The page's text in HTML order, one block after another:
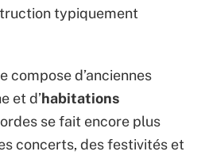
typiquement
compose d’anciennes
et d’habitations
se fait encore plus
concerts, des festivités et